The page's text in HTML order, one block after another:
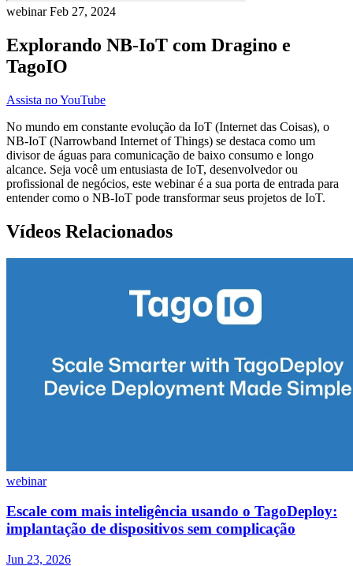
webinarFeb 27, 2024
Explorando NB-IoT com Dragino e
TagoIO
Assista no YouTube
No mundo em constante evolução da IoT (Internet das Coisas), o
NB-IoT (Narrowband Internet of Things) se destaca como um
divisor de águas para comunicação de baixo consumo e longo
alcance. Seja você um entusiasta de IoT, desenvolvedor ou
profissional de negócios, este webinar é a sua porta de entrada para
entender como o NB-IoT pode transformar seus projetos de IoT.
Vídeos Relacionados
webinar
Escale com mais inteligência usando o TagoDeploy:
implantação de dispositivos sem complicação
Jun 23, 2026